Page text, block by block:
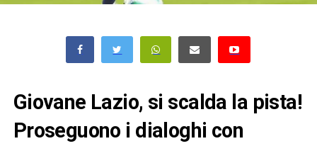
Giovane Lazio, si scalda la pista!
Proseguono i dialoghi con